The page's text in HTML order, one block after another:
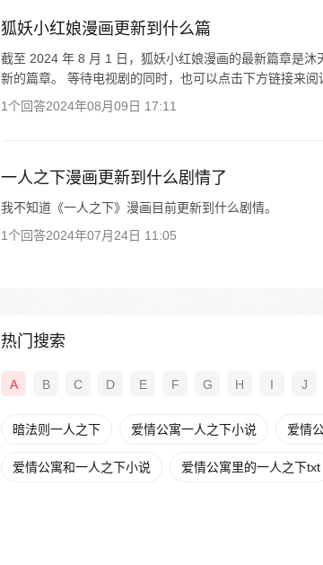
狐妖小红娘漫画更新到什么篇
截至 2024 年 8 月 1 日，狐妖小红娘漫画的最新篇章是
新的篇章。 等待电视剧的同时，也可以点击下方链接来阅
1个回答2024年08月09日 17:11
一人之下漫画更新到什么剧情了
我不知道《一人之下》漫画目前更新到什么剧情。
1个回答2024年07月24日 11:05
热门搜索
A B C D E F G H I J
暗法则一人之下 爱情公寓一人之下小说 爱情
爱情公寓和一人之下小说 爱情公寓里的一人之下txt